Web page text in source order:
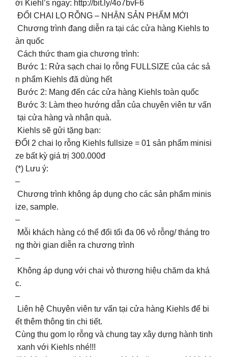
ới Kiehl’s ngay: http://bit.ly/4o7bvF6
️ ĐỔI CHAI LỌ RỖNG – NHẬN SẢN PHẨM MỚI ️
Chương trình đang diễn ra tại các cửa hàng Kiehls to
àn quốc
Cách thức tham gia chương trình:
Bước 1: Rửa sạch chai lọ rỗng FULLSIZE của các sả
n phẩm Kiehls đã dùng hết
Bước 2: Mang đến các cửa hàng Kiehls toàn quốc
Bước 3: Làm theo hướng dẫn của chuyên viên tư vấn
tại cửa hàng và nhận quà.
Kiehls sẽ gửi tặng bạn:
ĐỔI 2 chai lọ rỗng Kiehls fullsize = 01 sản phẩm minisi
ze bất kỳ giá trị 300.000đ
(*) Lưu ý:
–
Chương trình không áp dụng cho các sản phẩm minis
ize, sample.
–
Mỗi khách hàng có thể đổi tối đa 06 vỏ rỗng/ tháng tro
ng thời gian diễn ra chương trình
–
Không áp dụng với chai vỏ thương hiệu chăm da khá
c.
–
Liên hệ Chuyên viên tư vấn tại cửa hàng Kiehls để bi
ết thêm thông tin chi tiết.
Cùng thu gom lọ rỗng và chung tay xây dựng hành tinh
xanh với Kiehls nhé!!!